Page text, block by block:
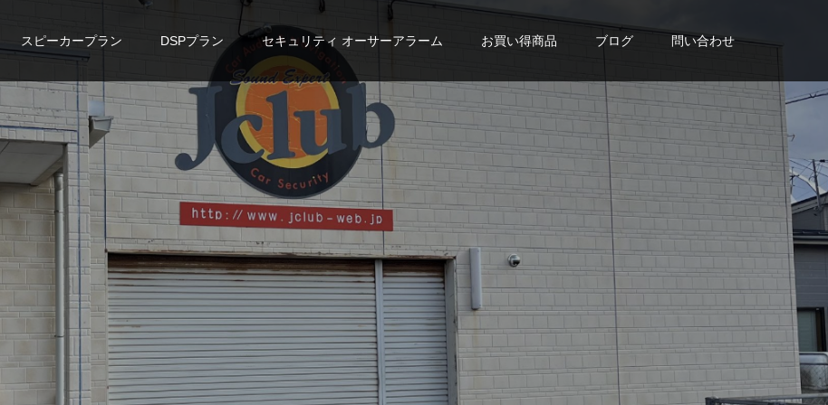
スピーカープラン DSPプラン セキュリティ オーサーアラーム お買い得商品 ブログ 問い合わせ